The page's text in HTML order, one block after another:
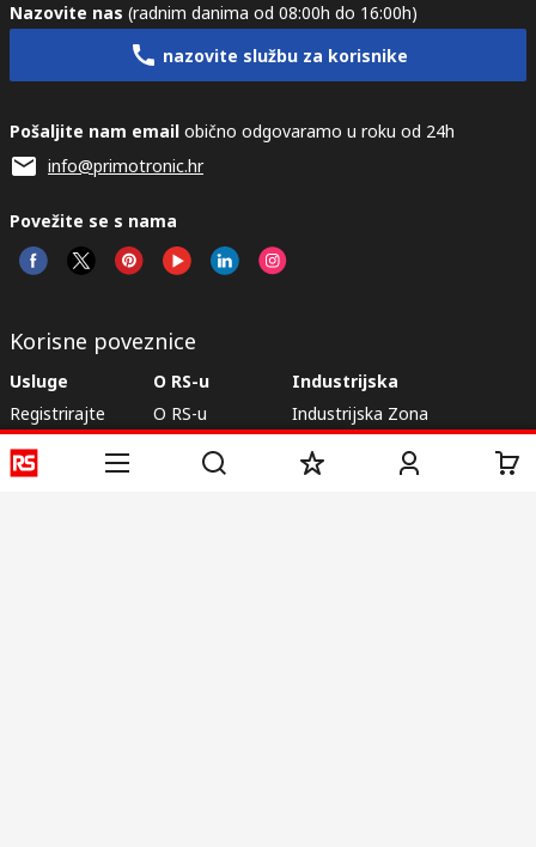
Nazovite nas (radnim danima od 08:00h do 16:00h)
nazovite službu za korisnike
Pošaljite nam email obično odgovaramo u roku od 24h
info@primotronic.hr
Povežite se s nama
Korisne poveznice
Usluge
Registrirajte
Isporuka
Plaćanje
O RS-u
O RS-u
RS u svijetu
Korporacija
Industrijska
Industrijska Zona
Proizvodnja